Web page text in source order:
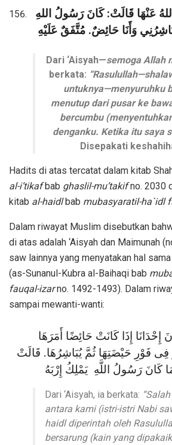
عَنْهَا قَالَتْ: كَانَ رَسُولُ اللهِ
وَأَنَا حَائِضٌ. مُتَّفَقٌ عَلَيْهِ
Dari ‘Aisyah—semoga Allah
berkata:
untuknya—menyuruhku
menutup dari pusar ke
bercumbu
denganku. Ketika itu saya
Disepakati
Hadits di atas tercatat dalam kitab
al-i’tikafbab ghaslil-mu’takifno. 2030
kitab al-haidl bab mubasyaratil-ha`idl
Dalam riwayat Muslim disebutkan
di atas adalah ‘Aisyah dan Maimunah
saw lainnya yang menyatakan hal
(as-Sunanul-Kubra al-Baihaqi bab
fauqal-izarno. 1492-1493). Dalam
sampai mewanti-wanti:
إِذَا كَانَتْ حَائِضًا أَمَرَهَا
فِى فَوْرِ حَيْضَتِهَا ثُمَّ يُبَاشِرُهَا. قَالَتْ
Dari ‘Aisyah, ia berkata:
antara kami (istri-istri Nabi
haidl diperintah oleh
bersarung (kain yang